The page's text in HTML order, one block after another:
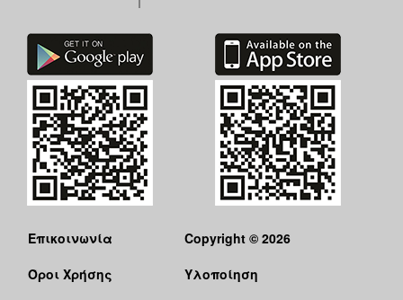
Επικοινωνία
Όροι Χρήσης
Copyright © 2026
Υλοποίηση